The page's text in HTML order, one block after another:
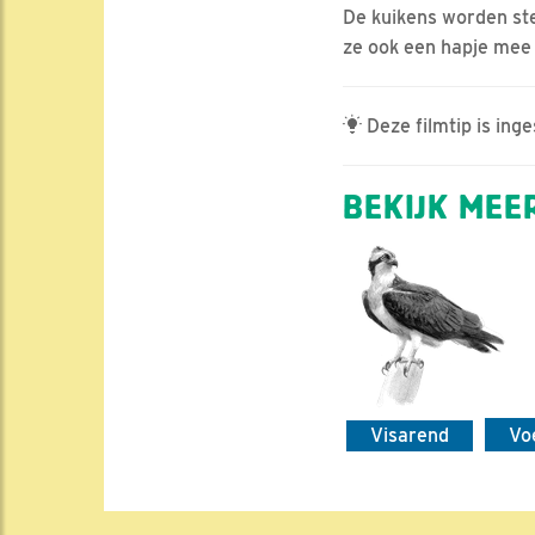
De kuikens worden
ze ook een hapje
Deze filmtip is
BEKIJK
Visarend